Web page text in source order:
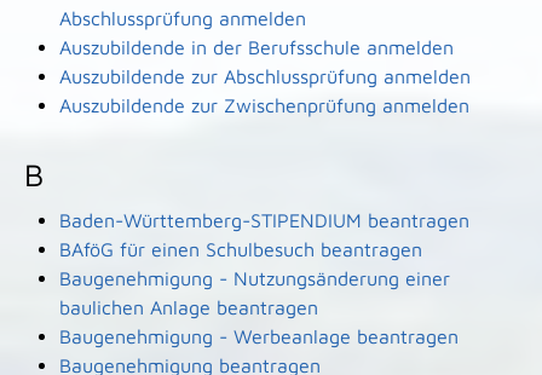
Abschlussprüfung anmelden
Auszubildende in der Berufsschule anmelden
Auszubildende zur Abschlussprüfung anmelden
Auszubildende zur Zwischenprüfung anmelden
B
Baden-Württemberg-STIPENDIUM beantragen
BAföG für einen Schulbesuch beantragen
Baugenehmigung - Nutzungsänderung einer
baulichen Anlage beantragen
Baugenehmigung - Werbeanlage beantragen
Baugenehmigung beantragen